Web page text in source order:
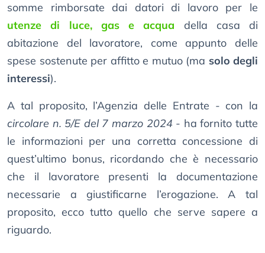
somme rimborsate dai datori di lavoro per le
utenze di luce, gas e acqua della casa di
abitazione del lavoratore, come appunto delle
spese sostenute per affitto e mutuo (ma solo degli
interessi).
A tal proposito, l’Agenzia delle Entrate - con la
circolare n. 5/E del 7 marzo 2024- ha fornito tutte
le informazioni per una corretta concessione di
quest’ultimo bonus, ricordando che è necessario
che il lavoratore presenti la documentazione
necessarie a giustificarne l’erogazione. A tal
proposito, ecco tutto quello che serve sapere a
riguardo.